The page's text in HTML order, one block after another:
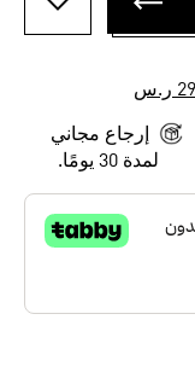
إرجاع مجاني
لمدة 30 يومًا.